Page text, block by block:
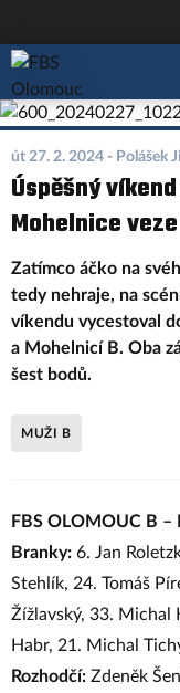
FBS Olomouc
út 27. 2. 2024 - Polášek
Úspěšný
Mohelnice
Zatímco áčko na
tedy nehraje, na
víkendu vycestoval
a Mohelnicí B. Oba
šest bodů.
MUŽI B
FBS OLOMOUC B –
Branky: 6. Jan
Stehlík, 24. Tomáš
Žížlavský, 33. Michal
Habr, 21. Michal
Rozhodčí: Zdeněk